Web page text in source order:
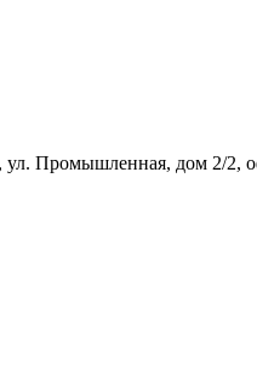
ул. Промышленная, дом 2/2,